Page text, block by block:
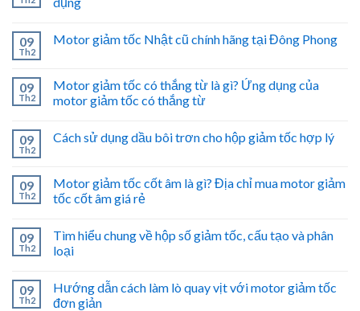
09
Th2
Motor giảm tốc Nhật cũ chính hãng tại Đông Phong
09
Th2
Motor giảm tốc có thắng từ là gì? Ứng dụng của
motor giảm tốc có thắng từ
09
Th2
Cách sử dụng dầu bôi trơn cho hộp giảm tốc hợp lý
09
Th2
Motor giảm tốc cốt âm là gì? Địa chỉ mua motor giảm
tốc cốt âm giá rẻ
09
Th2
Tìm hiểu chung về hộp số giảm tốc, cấu tạo và phân
loại
09
Th2
Hướng dẫn cách làm lò quay vịt với motor giảm tốc
đơn giản